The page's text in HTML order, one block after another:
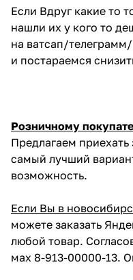
Если Вдруг какие то
нашли их у кого то
на ватсап/
и постараемся
Розничному
Предлагаем
самый лучший
возможность.
Если Вы в
можете заказать
любой товар.
мах 8-913-00000-13.